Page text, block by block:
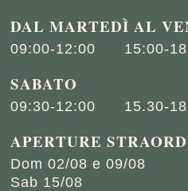
DAL MARTEDÌ AL
09:00-12:00 15:00-
SABATO
09:30-12:00 15.30-
APERTURE
Dom 02/08 e 09/08
Sab 15/08